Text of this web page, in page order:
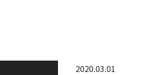
2020.03.01